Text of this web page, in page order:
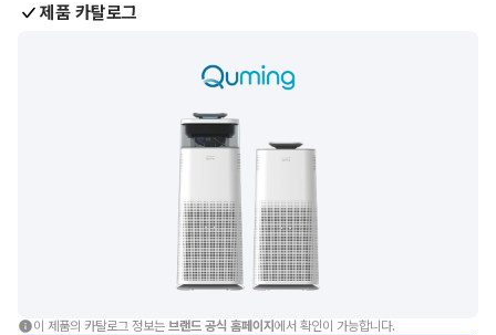
제품 카탈로그
이 제품의 카탈로그 정보는 브랜드 공식 홈페이지에서 확인이 가능합니다.